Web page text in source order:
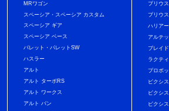
MRワゴン
スペーシア・スペーシア カスタム
スペーシア ギア
スペーシア ベース
パレット・パレットSW
ハスラー
アルト
アルト ターボRS
アルト ワークス
アルト バン
プリウス
プリウ
ハリアー
アルテ
ブレイド
ラクテ
プロボ
ピクシ
ピクシ
ピクシ